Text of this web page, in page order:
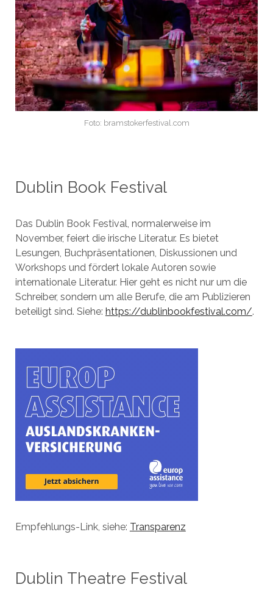
Foto: bramstokerfestival.com
Dublin Book Festival
Das Dublin Book Festival, normalerweise im
November, feiert die irische Literatur. Es bietet
Lesungen, Buchpräsentationen, Diskussionen und
Workshops und fördert lokale Autoren sowie
internationale Literatur. Hier geht es nicht nur um die
Schreiber, sondern um alle Berufe, die am Publizieren
beteiligt sind. Siehe: https://dublinbookfestival.com/.
Empfehlungs-Link, siehe: Transparenz
Dublin Theatre Festival